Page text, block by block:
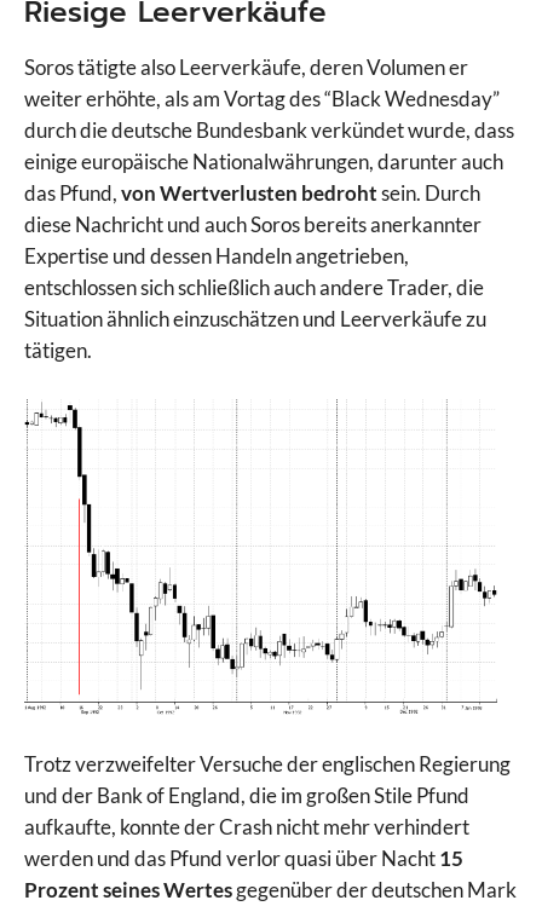
Riesige Leerverkäufe
Soros tätigte also Leerverkäufe, deren Volumen er
weiter erhöhte, als am Vortag des “Black Wednesday”
durch die deutsche Bundesbank verkündet wurde, dass
einige europäische Nationalwährungen, darunter auch
das Pfund,von Wertverlusten bedrohtsein. Durch
diese Nachricht und auch Soros bereits anerkannter
Expertise und dessen Handeln angetrieben,
entschlossen sich schließlich auch andere Trader, die
Situation ähnlich einzuschätzen und Leerverkäufe zu
tätigen.
Trotz verzweifelter Versuche der englischen Regierung
und der Bank of England, die im großen Stile Pfund
aufkaufte, konnte der Crash nicht mehr verhindert
werden und das Pfund verlor quasi über Nacht15
Prozent seines Wertesgegenüber der deutschen Mark